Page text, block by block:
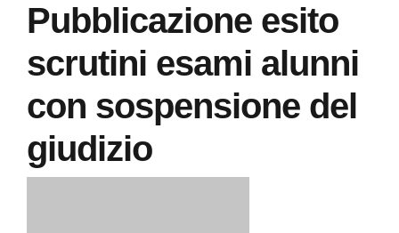
Pubblicazione esito
scrutini esami alunni
con sospensione del
giudizio